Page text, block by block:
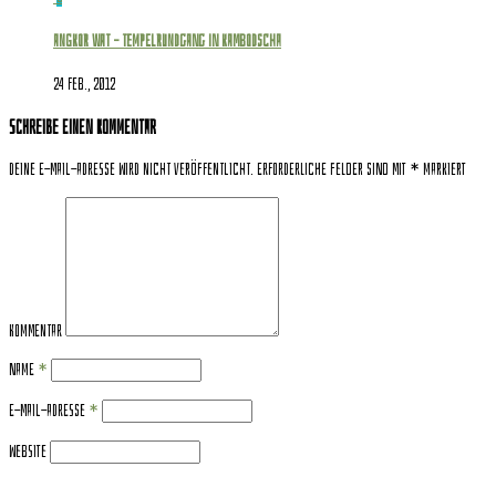
Angkor Wat – Tempelrundgang in Kambodscha
24 Feb., 2012
Schreibe einen Kommentar
Deine E-Mail-Adresse wird nicht veröffentlicht. Erforderliche Felder sind mit * markiert
Kommentar
Name *
E-Mail-Adresse *
Website